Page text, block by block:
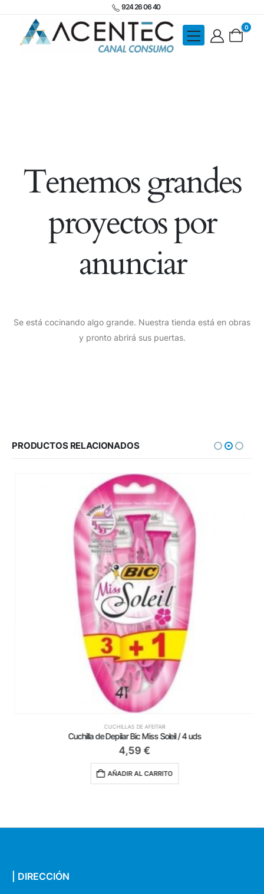
924 26 06 40
0
Tenemos grandes
proyectos por
anunciar
Se está cocinando algo grande. Nuestra tienda está en obras
y pronto abrirá sus puertas.
PRODUCTOS RELACIONADOS
CUCHILLAS DE AFEITAR
Cuchilla de Depilar Bic Miss Soleil / 4 uds
4,59 €
AÑADIR AL CARRITO
| DIRECCIÓN